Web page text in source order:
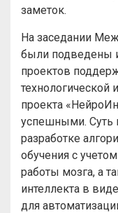
заметок.
На заседании
были подведены
проектов
технологической
проекта
успешными. Суть
разработке
обучения с
работы мозга, а
интеллекта в
для